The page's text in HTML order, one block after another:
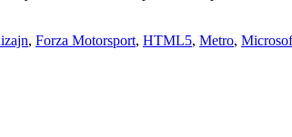
, Forza Motorsport, HTML5, Metro,